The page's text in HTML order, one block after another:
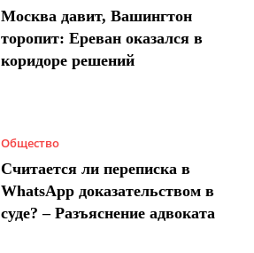
Москва давит, Вашингтон
торопит: Ереван оказался в
коридоре решений
Общество
Считается ли переписка в
WhatsApp доказательством в
суде? – Разъяснение адвоката